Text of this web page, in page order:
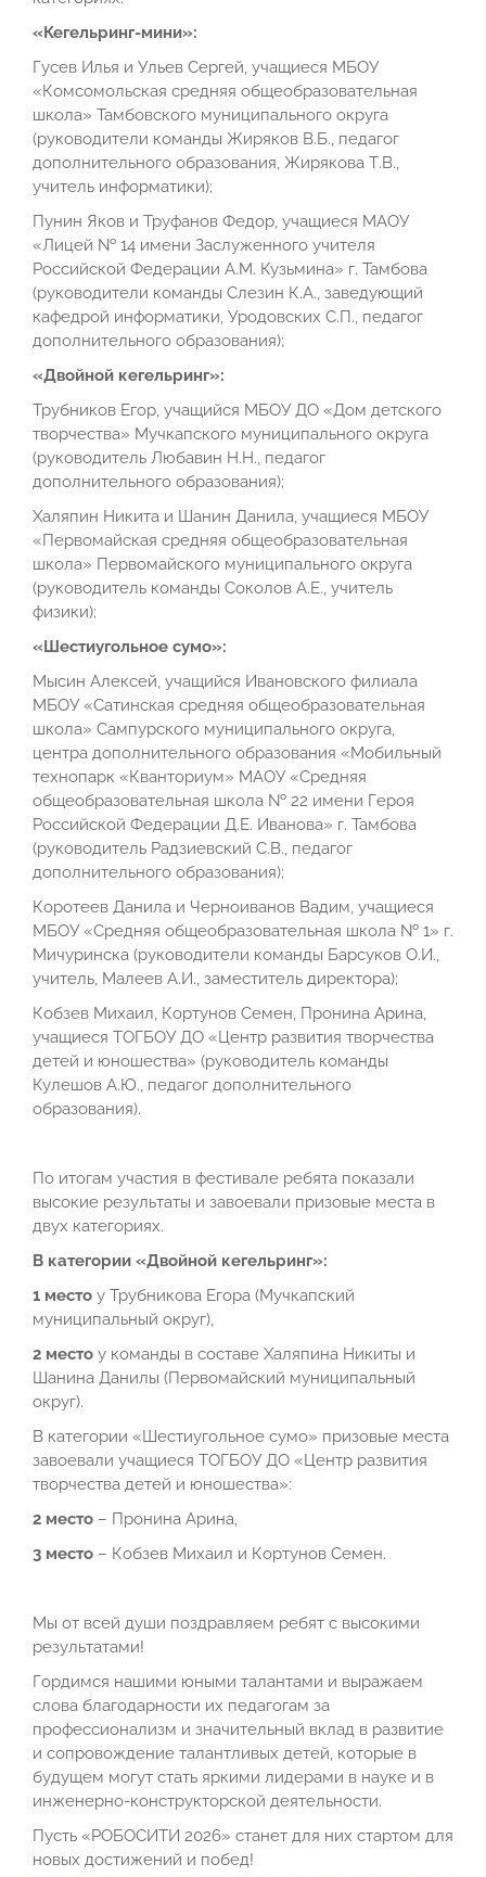
«Кегельринг-мини»:
Гусев Илья и Ульев Сергей, учащиеся МБОУ
«Комсомольская средняя общеобразовательная
школа» Тамбовского муниципального округа
(руководители команды Жиряков В.Б., педагог
дополнительного образования, Жирякова Т.В.,
учитель информатики);
Пунин Яков и Труфанов Федор, учащиеся МАОУ
«Лицей № 14 имени Заслуженного учителя
Российской Федерации А.М. Кузьмина» г. Тамбова
(руководители команды Слезин К.А., заведующий
кафедрой информатики, Уродовских С.П., педагог
дополнительного образования);
«Двойной кегельринг»:
Трубников Егор, учащийся МБОУ ДО «Дом детского
творчества» Мучкапского муниципального округа
(руководитель Любавин Н.Н., педагог
дополнительного образования);
Халяпин Никита и Шанин Данила, учащиеся МБОУ
«Первомайская средняя общеобразовательная
школа» Первомайского муниципального округа
(руководитель команды Соколов А.Е., учитель
физики);
«Шестиугольное сумо»:
Мысин Алексей, учащийся Ивановского филиала
МБОУ «Сатинская средняя общеобразовательная
школа» Сампурского муниципального округа,
центра дополнительного образования «Мобильный
технопарк «Кванториум» МАОУ «Средняя
общеобразовательная школа № 22 имени Героя
Российской Федерации Д.Е. Иванова» г. Тамбова
(руководитель Радзиевский С.В., педагог
дополнительного образования);
Коротеев Данила и Черноиванов Вадим, учащиеся
МБОУ «Средняя общеобразовательная школа № 1» г.
Мичуринска (руководители команды Барсуков О.И.,
учитель, Малеев А.И., заместитель директора);
Кобзев Михаил, Кортунов Семен, Пронина Арина,
учащиеся ТОГБОУ ДО «Центр развития творчества
детей и юношества» (руководитель команды
Кулешов А.Ю., педагог дополнительного
образования).
По итогам участия в фестивале ребята показали
высокие результаты и завоевали призовые места в
двух категориях.
В категории «Двойной кегельринг»:
1 место у Трубникова Егора (Мучкапский
муниципальный округ),
2 место у команды в составе Халяпина Никиты и
Шанина Данилы (Первомайский муниципальный
округ).
В категории «Шестиугольное сумо» призовые места
завоевали учащиеся ТОГБОУ ДО «Центр развития
творчества детей и юношества»:
2 место – Пронина Арина,
3 место – Кобзев Михаил и Кортунов Семен.
Мы от всей души поздравляем ребят с высокими
результатами!
Гордимся нашими юными талантами и выражаем
слова благодарности их педагогам за
профессионализм и значительный вклад в развитие
и сопровождение талантливых детей, которые в
будущем могут стать яркими лидерами в науке и в
инженерно-конструкторской деятельности.
Пусть «РОБОСИТИ 2026» станет для них стартом для
новых достижений и побед!